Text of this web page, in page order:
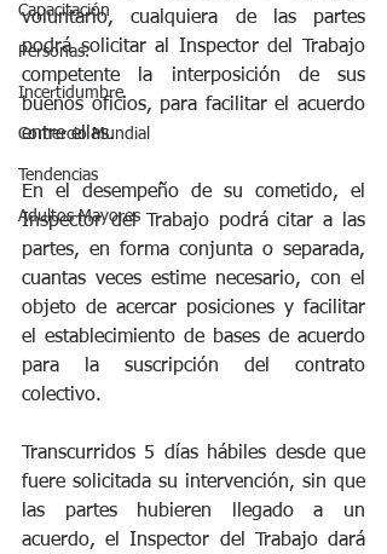
Capacitación
Personas.
Incertidumbre
Comercio Mundial
Tendencias
Adultos Mayores
voluntario, cualquiera de las partes
podrá solicitar al Inspector del Trabajo
competente la interposición de sus
buenos oficios, para facilitar el acuerdo
entre ellas.
En el desempeño de su cometido, el
Inspector del Trabajo podrá citar a las
partes, en forma conjunta o separada,
cuantas veces estime necesario, con el
objeto de acercar posiciones y facilitar
el establecimiento de bases de acuerdo
para la suscripción del contrato
colectivo.
Transcurridos 5 días hábiles desde que
fuere solicitada su intervención, sin que
las partes hubieren llegado a un
acuerdo, el Inspector del Trabajo dará